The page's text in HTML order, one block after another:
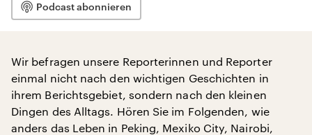
Podcast abonnieren
Wir befragen unsere Reporterinnen und Reporter
einmal nicht nach den wichtigen Geschichten in
ihrem Berichtsgebiet, sondern nach den kleinen
Dingen des Alltags. Hören Sie im Folgenden, wie
anders das Leben in Peking, Mexiko City, Nairobi,